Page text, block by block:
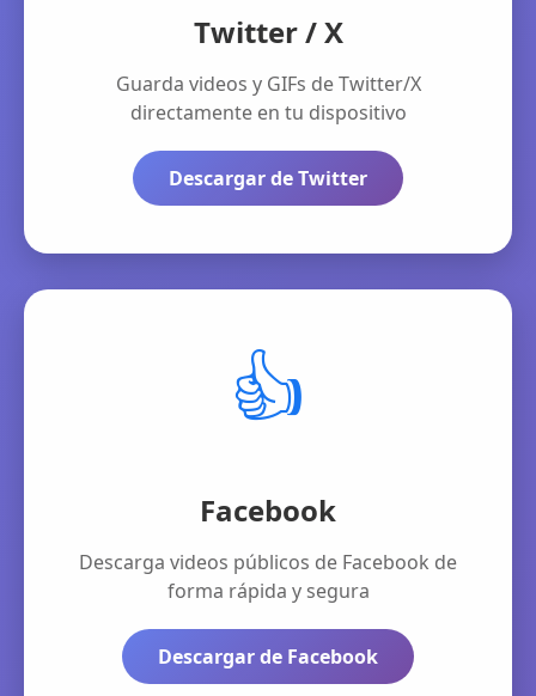
Twitter / X
Guarda videos y GIFs de Twitter/X
directamente en tu dispositivo
Descargar de Twitter
👍
Facebook
Descarga videos públicos de Facebook de
forma rápida y segura
Descargar de Facebook